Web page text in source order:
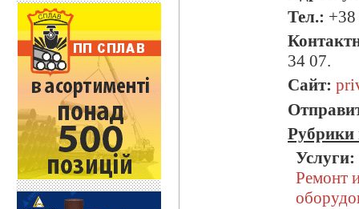
Тел.:
34 07.
Сайт:
Рубрики
Услуги:
Ремонт